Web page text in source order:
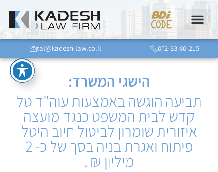
072-33-80-215
tal@kadesh-law.co.il
הישגי המשרד:
תביעה הוגשה באמצעות עוה"ד טל
קדש לבית המשפט כנגד מועצה
איזורית שומרון לביטול חיוב היטל
פיתוח ואגרת בניה בסך של כ- 2
מיליון ₪ .